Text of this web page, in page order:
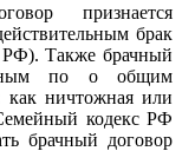
признается
брак
Также брачный
по о общим
как ничтожная или
кодекс РФ
брачный договор